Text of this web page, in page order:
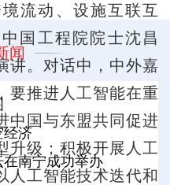
流动、设施互联互
国工程院院士沈昌
讲。对话中，中外嘉
要推进人工智能在重
中国与东盟共同促进
升级；积极开展人工
人工智能技术迭代和
闻
济
南宁成功举办